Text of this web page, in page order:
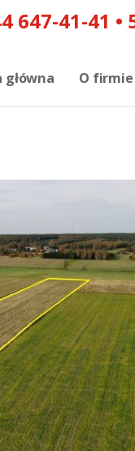
główna O firmie